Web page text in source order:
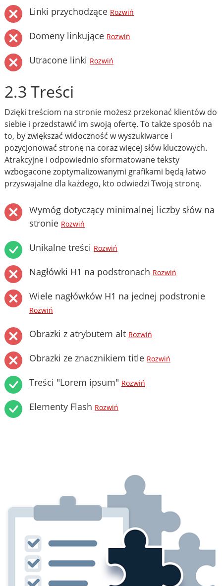
Linki przychodzące Rozwiń
Domeny linkujące Rozwiń
Utracone linki Rozwiń
2.3 Treści
Dzięki treściom na stronie możesz przekonać klientów do
siebie i przedstawić im swoją ofertę. To także sposób na
to, by zwiększać widoczność w wyszukiwarce i
pozycjonować stronę na coraz więcej słów kluczowych.
Atrakcyjne i odpowiednio sformatowane teksty
wzbogacone zoptymalizowanymi grafikami będą łatwo
przyswajalne dla każdego, kto odwiedzi Twoją stronę.
Wymóg dotyczący minimalnej liczby słów na
stronie Rozwiń
Unikalne treści Rozwiń
Nagłówki H1 na podstronach Rozwiń
Wiele nagłówków H1 na jednej podstronie
Rozwiń
Obrazki z atrybutem alt Rozwiń
Obrazki ze znacznikiem title Rozwiń
Treści "Lorem ipsum" Rozwiń
Elementy Flash Rozwiń